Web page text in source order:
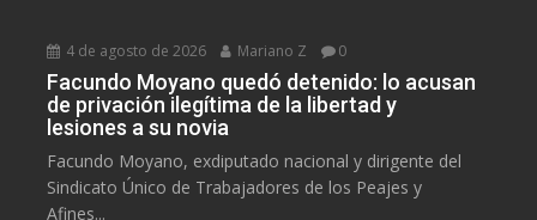
4 de agosto de 2026 Mariano Z 0
Facundo Moyano quedó detenido: lo acusan
de privación ilegítima de la libertad y
lesiones a su novia
Facundo Moyano, exdiputado nacional y dirigente del
Sindicato Único de Trabajadores de los Peajes y
Afines...